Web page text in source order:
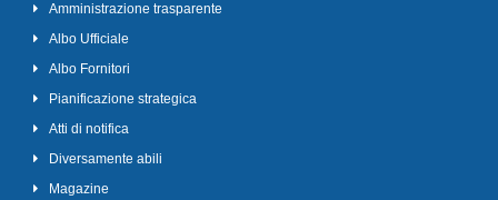
Amministrazione trasparente
Albo Ufficiale
Albo Fornitori
Pianificazione strategica
Atti di notifica
Diversamente abili
Magazine